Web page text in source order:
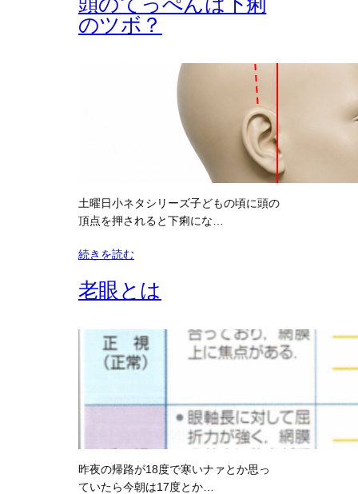
のツボ？
土曜日小ネタシリーズ子どもの頃に頭の
頂点を押されると下痢にな…
続きを読む
老眼とは
昨夜の帰路が18度で寒いナァとか思っ
ていたら今朝は17度とか…